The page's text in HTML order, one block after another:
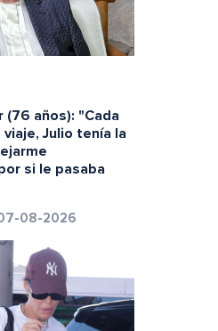
(76 años): "Cada
Julio tenía la
si le pasaba
08-2026